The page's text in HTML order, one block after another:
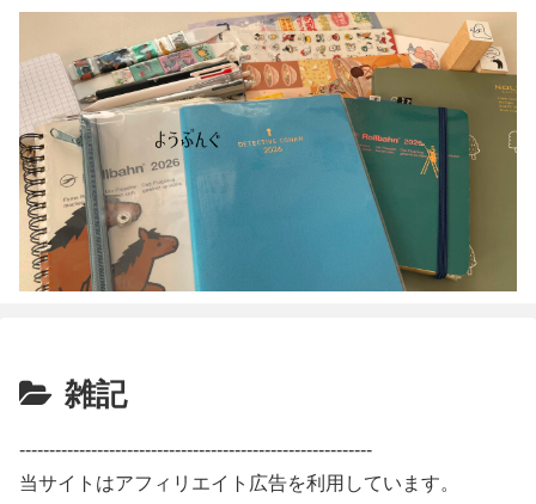
雑記
-----------------------------------------------------------
当サイトはアフィリエイト広告を利用しています。